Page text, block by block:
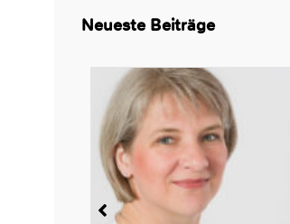
Neueste Beiträge